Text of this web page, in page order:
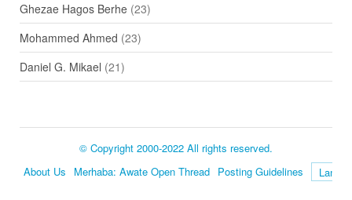
Ghezae Hagos Berhe(23)
Mohammed Ahmed (23)
Daniel G. Mikael (21)
© Copyright 2000-2022 All rights reserved.
About Us
Merhaba: Awate Open Thread Posting Guidelines
Language